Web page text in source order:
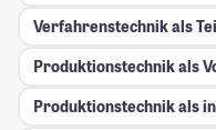
Verfahrenstechnik als
Produktionstechnik als
Produktionstechnik als